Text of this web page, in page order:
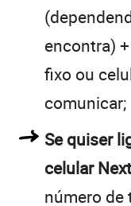
encontra)
fixo ou
comunicar;
Se quiser
celular
número de